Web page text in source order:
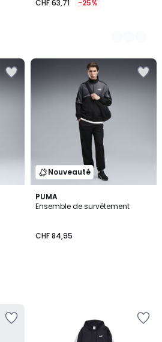
CHF 63,71 -25%
Nouveauté
PUMA
Ensemble de survêtement
CHF 84,95